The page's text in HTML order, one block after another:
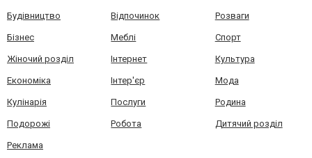
Будівництво Відпочинок Розваги
Бізнес Меблі Спорт
Жіночий розділ Інтернет Культура
Економіка Інтер'єр Мода
Кулінарія Послуги Родина
Подорожі Робота Дитячий розділ
Реклама